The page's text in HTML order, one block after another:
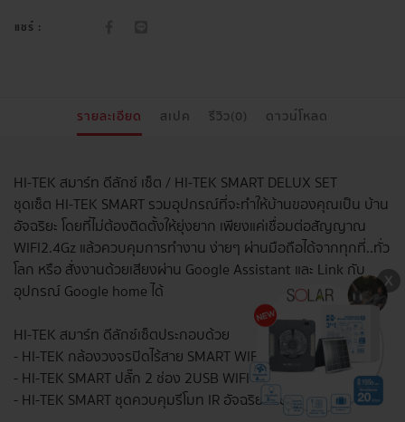
แชร์ :
รายละเอียด สเปค รีวิว(0) ดาวน์โหลด
HI-TEK สมาร์ท ดีลักซ์ เซ็ต / HI-TEK SMART DELUX SET
ชุดเซ็ต HI-TEK SMART รวมอุปกรณ์ที่จะทำให้บ้านของคุณเป็น บ้าน
อัจฉริยะ โดยที่ไม่ต้องติดตั้งให้ยุ่งยาก เพียงแค่เชื่อมต่อสัญญาณ
WIFI2.4Gz แล้วควบคุมการทำงาน ง่ายๆ ผ่านมือถือได้จากทุกที่..ทั่ว
โลก หรือ สั่งงานด้วยเสียงผ่าน Google Assistant และ Link กับ
อุปกรณ์ Google home ได้
HI-TEK สมาร์ท ดีลักซ์ เซ็ตประกอบด้วย
- HI-TEK กล้องวงจรปิดไร้สาย SMART WIFI
- HI-TEK SMART ปลั๊ก 2 ช่อง 2USB WIFI
- HI-TEK SMART ชุดควบคุมรีโมท IR อัจฉริยะ สีดำ